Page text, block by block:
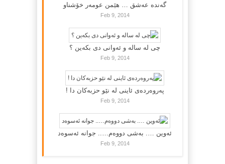
گه‌نده‌ عه‌شق … هێمن عومه‌ر خۆشناو
Feb 9, 2014
چی لە سالە و ئەوانی دی بكەین ؟
Feb 9, 2014
پەروەردەی ئاینی لە نێو حزبەکان دا !
Feb 9, 2014
ئەوین …. بەشی دووەم….. جوانە ئەسوەد
Feb 9, 2014